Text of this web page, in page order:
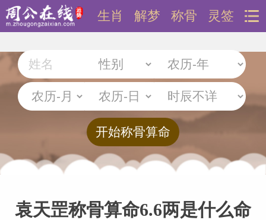
灵签
称骨
解梦
生肖
袁天罡称骨算命6.6两是什么命